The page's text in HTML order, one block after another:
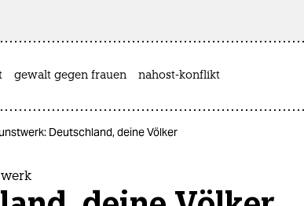
gewalt gegen frauen nahost-konflikt
Deutschland, deine Völker